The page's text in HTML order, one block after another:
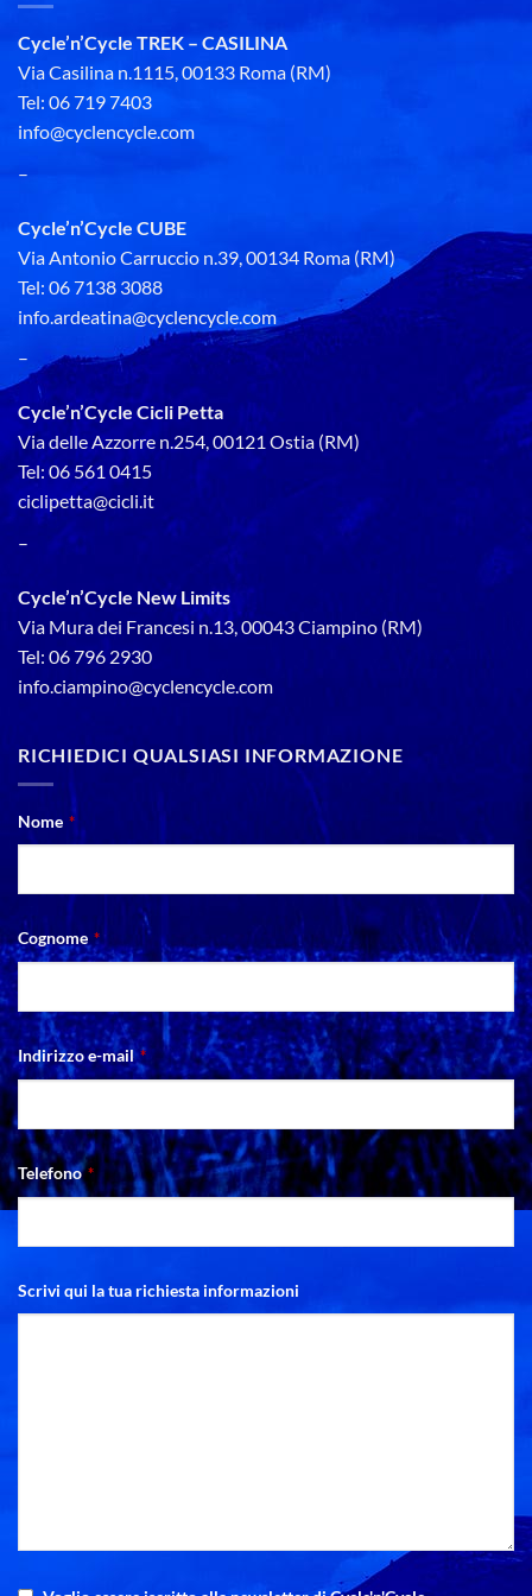
Cycle’n’Cycle TREK – CASILINA
Via Casilina n.1115, 00133 Roma (RM)
Tel: 06 719 7403
info@cyclencycle.com
–
Cycle’n’Cycle CUBE
Via Antonio Carruccio n.39, 00134 Roma (RM)
Tel: 06 7138 3088
info.ardeatina@cyclencycle.com
–
Cycle’n’Cycle Cicli Petta
Via delle Azzorre n.254, 00121 Ostia (RM)
Tel: 06 561 0415
ciclipetta@cicli.it
–
Cycle’n’Cycle New Limits
Via Mura dei Francesi n.13, 00043 Ciampino (RM)
Tel: 06 796 2930
info.ciampino@cyclencycle.com
RICHIEDICI QUALSIASI INFORMAZIONE
Nome *
Cognome *
Indirizzo e-mail *
Telefono *
Scrivi qui la tua richiesta informazioni